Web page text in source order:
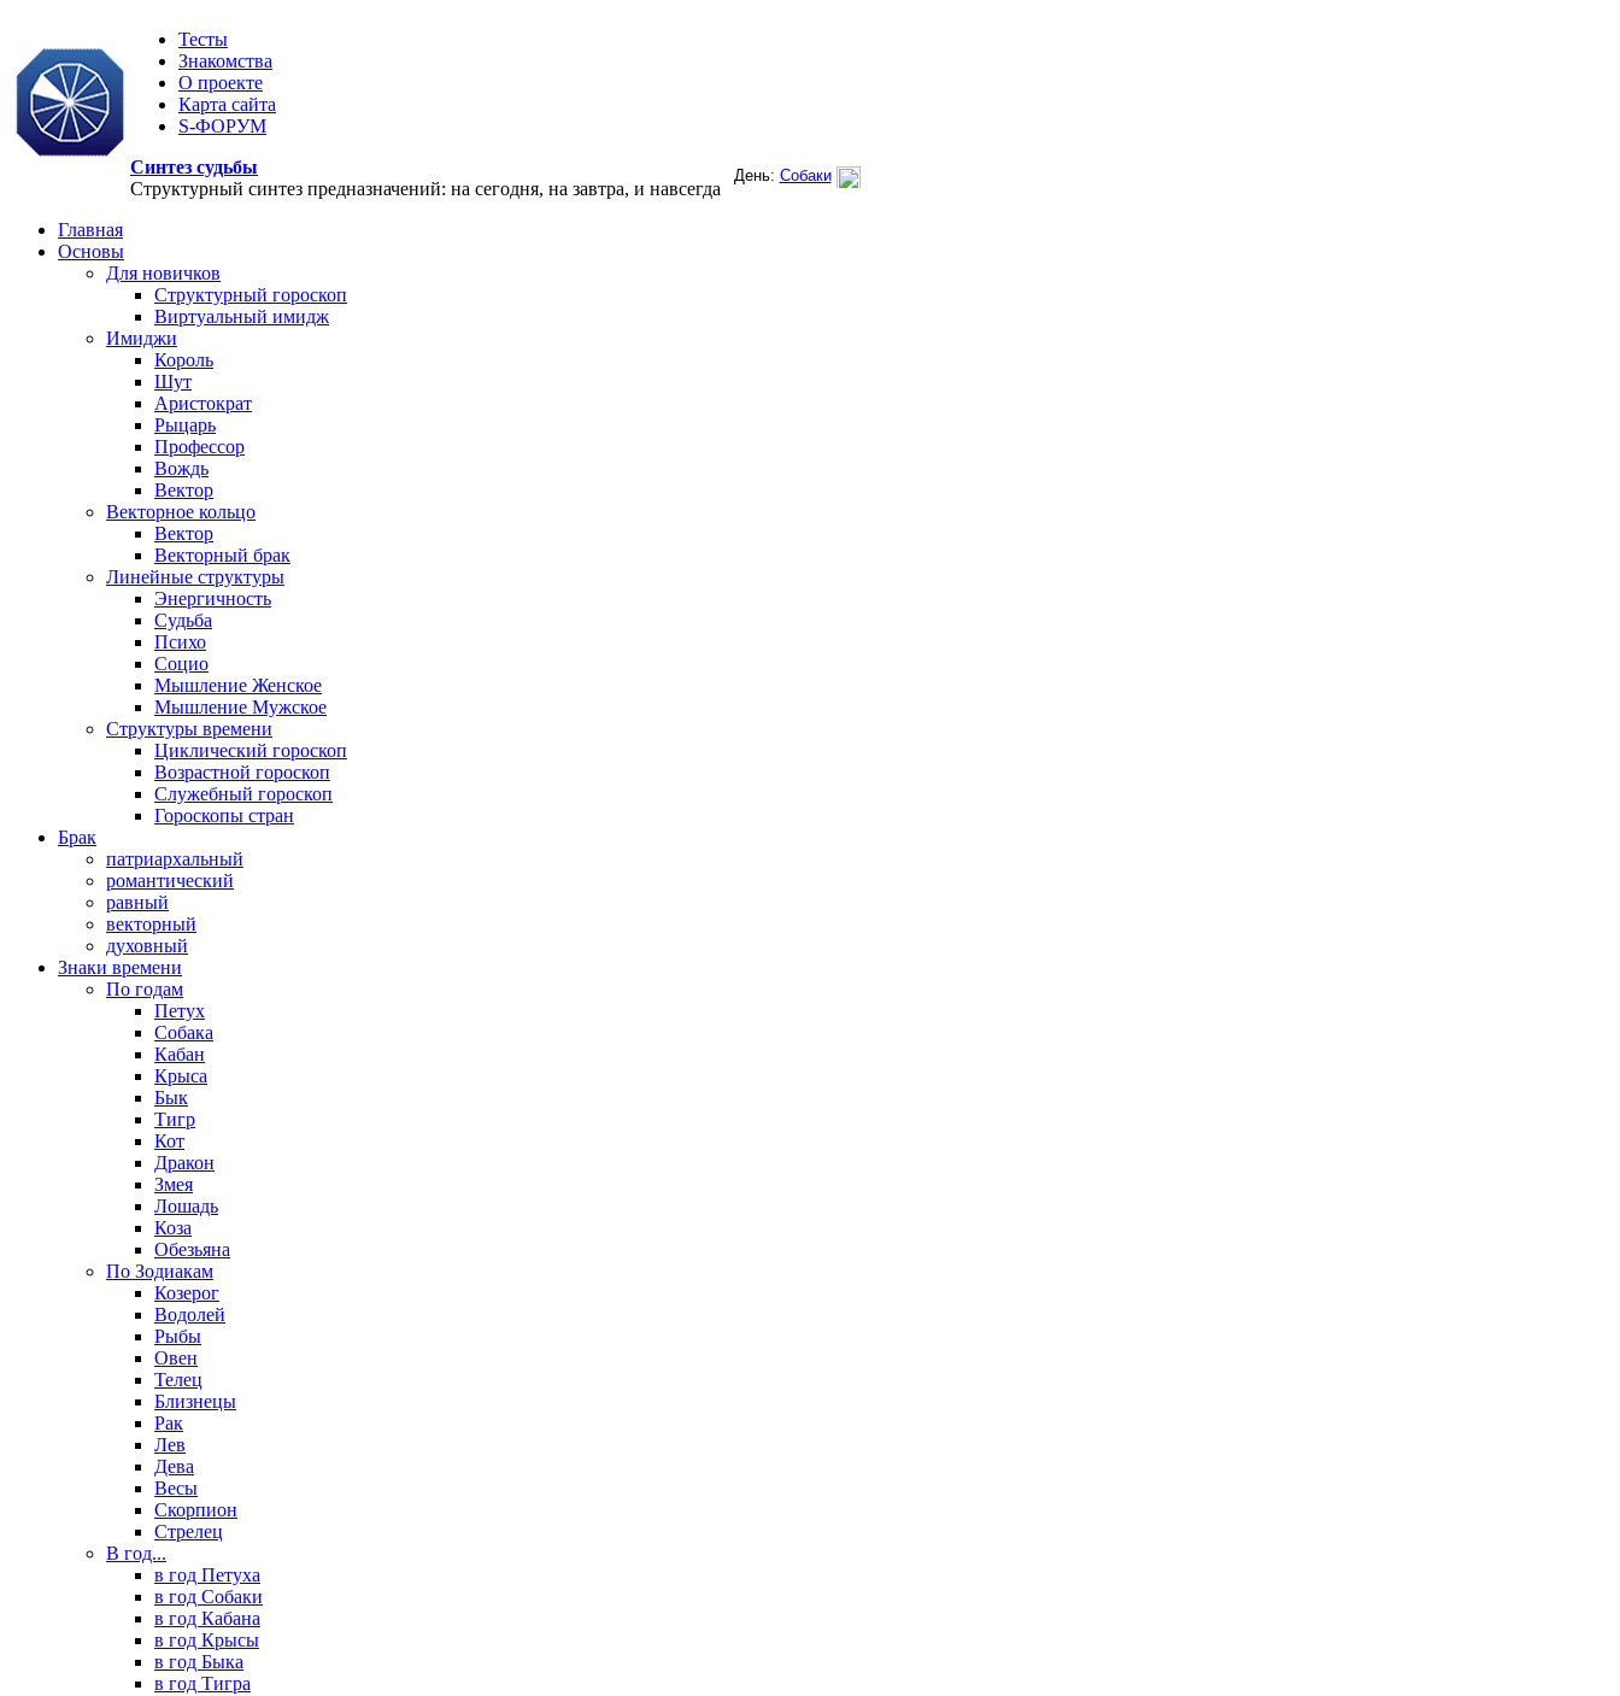
Тесты
Знакомства
О проекте
Карта сайта
S-ФОРУМ
Синтез судьбы
Структурный синтез предназначений: на сегодня, на завтра, и навсегда
Главная
Основы
Для новичков
Структурный гороскоп
Виртуальный имидж
Имиджи
Король
Шут
Аристократ
Рыцарь
Профессор
Вождь
Вектор
Векторное кольцо
Вектор
Векторный брак
Линейные структуры
Энергичность
Судьба
Психо
Социо
Мышление Женское
Мышление Мужское
Структуры времени
Циклический гороскоп
Возрастной гороскоп
Служебный гороскоп
Гороскопы стран
Брак
патриархальный
романтический
равный
векторный
духовный
Знаки времени
По годам
Петух
Собака
Кабан
Крыса
Бык
Тигр
Кот
Дракон
Змея
Лошадь
Коза
Обезьяна
По Зодиакам
Козерог
Водолей
Рыбы
Овен
Телец
Близнецы
Рак
Лев
Дева
Весы
Скорпион
Стрелец
В год...
в год Петуха
в год Собаки
в год Кабана
в год Крысы
в год Быка
в год Тигра